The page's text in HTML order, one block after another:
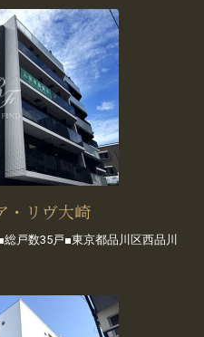
・リヴ大崎
戸数35戸■東京都品川区西品川